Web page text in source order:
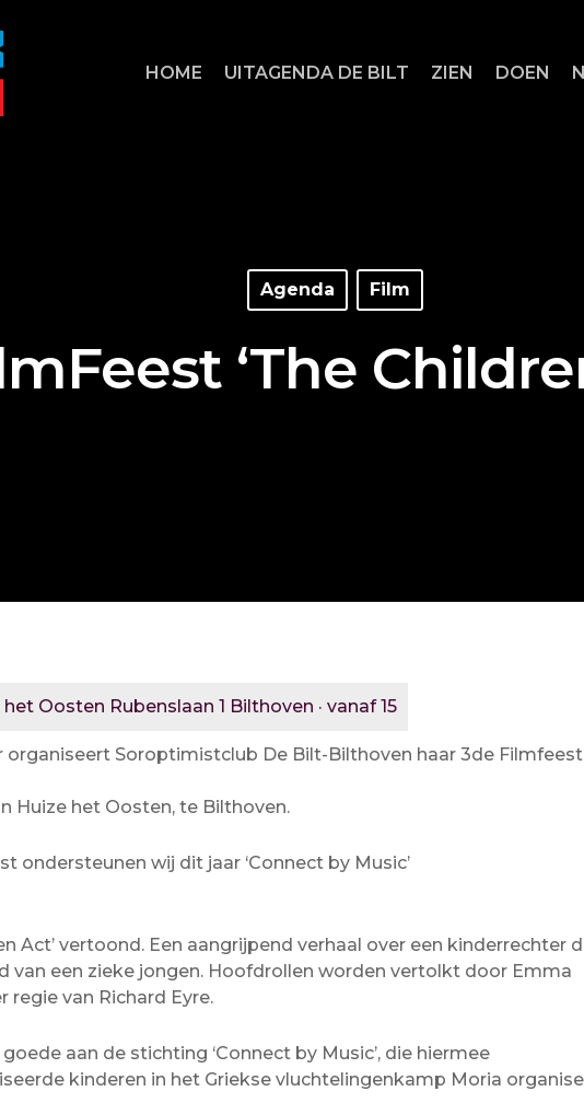
HOME UITAGENDA DE BILT ZIEN DOEN
Agenda Film
‘The
het Oosten Rubenslaan 1 Bilthoven · vanaf 15
organiseert Soroptimistclub De Bilt-Bilthoven haar 3de
Huize het Oosten, te Bilthoven.
ondersteunen wij dit jaar ‘Connect by Music’
Act’ vertoond. Een aangrijpend verhaal over een kinderrechter
van een zieke jongen. Hoofdrollen worden vertolkt door Emma
regie van Richard Eyre.
aan de stichting ‘Connect by Music’, die hiermee
kinderen in het Griekse vluchtelingenkamp Moria